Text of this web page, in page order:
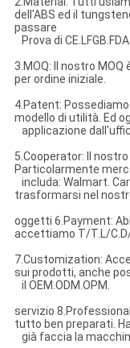
dell'ABS ed il
passare
Prova di
3.MOQ: Il nostro
per ordine iniziale.
4.Patent:
modello di utilità. Ed
applicazione
5.Cooperator: Il
Particolarmente
includa: Walmart.
trasformarsi nel
oggetti 6.Payment:
accettiamo T/T.L/
7.Customization:
sui prodotti, anche
il OEM.ODM.OPM.
servizio
tutto ben preparati.
già faccia la